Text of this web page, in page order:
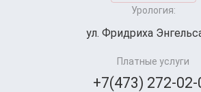
Урология:
ул. Фридриха
Платные услуги
+7(473) 272-02-